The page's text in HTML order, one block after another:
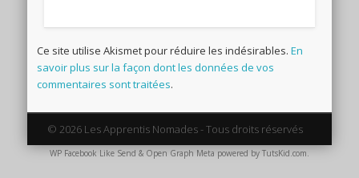
Ce site utilise Akismet pour réduire les indésirables.En
savoir plus sur la façon dont les données de vos
commentaires sont traitées.
© 2026 Les Apprentis Nomades - Tous droits réservés
WP Facebook Like Send & Open Graph Meta powered byTutsKid.com.